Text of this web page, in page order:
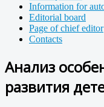
Information for
Editorial board
Page of chief editor
Contacts
Анализ
развития